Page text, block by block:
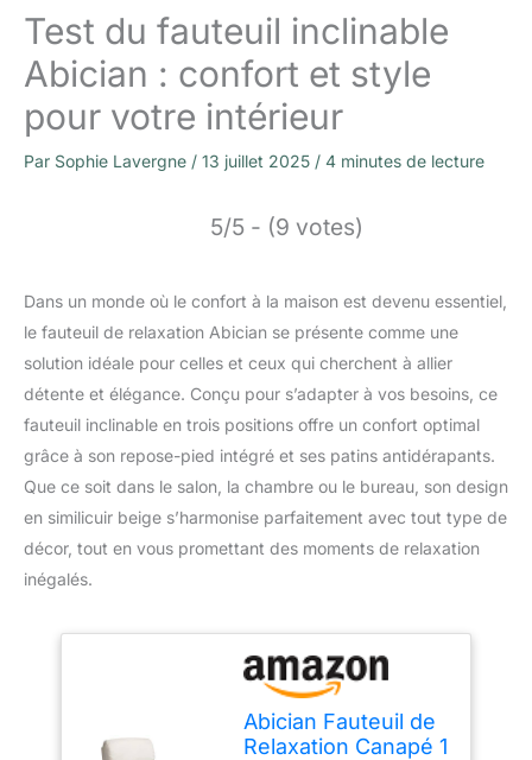
Test du fauteuil inclinable
Abician : confort et style
pour votre intérieur
Par Sophie Lavergne / 13 juillet 2025 / 4 minutes de lecture
5/5 - (9 votes)
Dans un monde où le confort à la maison est devenu essentiel,
le fauteuil de relaxation Abician se présente comme une
solution idéale pour celles et ceux qui cherchent à allier
détente et élégance. Conçu pour s’adapter à vos besoins, ce
fauteuil inclinable en trois positions offre un confort optimal
grâce à son repose-pied intégré et ses patins antidérapants.
Que ce soit dans le salon, la chambre ou le bureau, son design
en similicuir beige s’harmonise parfaitement avec tout type de
décor, tout en vous promettant des moments de relaxation
inégalés.
Abician Fauteuil de
Relaxation Canapé 1